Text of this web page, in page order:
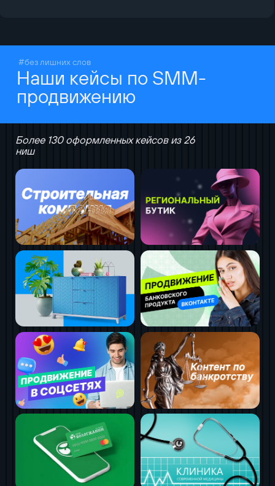
#без лишних слов
Наши кейсы по SMM-
продвижению
Более 130 оформленных кейсов из 26
ниш